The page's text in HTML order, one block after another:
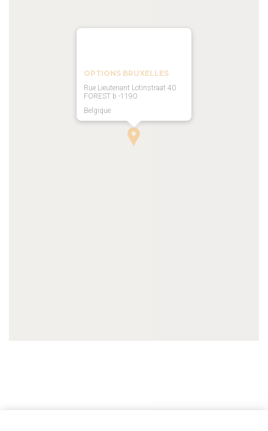
OPTIONS BRUXELLES
Rue Lieutenant Lotinstraat 40
FOREST b -1190
Belgique